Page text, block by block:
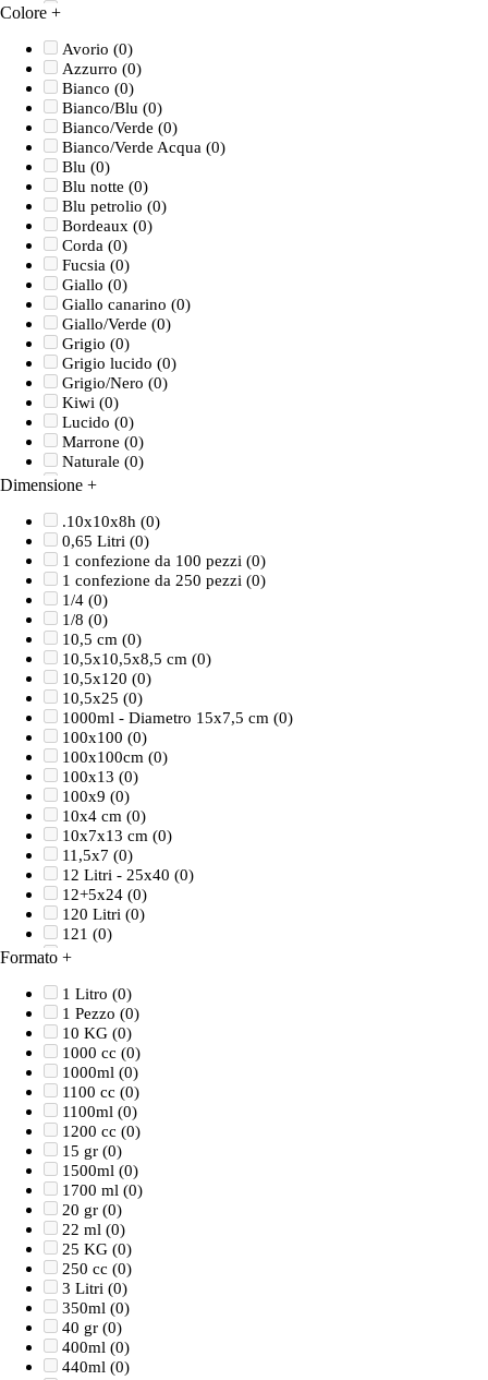
Sapone schiuma
Unite(0)
Colore +
Avorio (0)
Azzurro (0)
Bianco (0)
Bianco/Blu (0)
Bianco/Verde (0)
Bianco/Verde Acqua (0)
Blu (0)
Blu notte (0)
Blu petrolio (0)
Bordeaux (0)
Corda (0)
Fucsia (0)
Giallo (0)
Giallo canarino (0)
Giallo/Verde (0)
Grigio (0)
Grigio lucido (0)
Grigio/Nero (0)
Kiwi (0)
Lucido (0)
Marrone (0)
Naturale (0)
Nero
Panna(0)
Rosa confetto
Rosso(0)
Rosso/Grigio/Nero(0)
Rosso/Nero
Satinato
Trasparente
Turchese(0)
Verde(0)
Verde acqua
Verde foglia(0)
Verde lime(0)
Dimensione +
.10x10x8h (0)
0,65 Litri (0)
1 confezione da 100 pezzi (0)
1 confezione da 250 pezzi (0)
1/4 (0)
1/8 (0)
10,5 cm (0)
10,5x10,5x8,5 cm (0)
10,5x120 (0)
10,5x25 (0)
1000ml - Diametro 15x7,5 cm (0)
100x100 (0)
100x100cm (0)
100x13 (0)
100x9 (0)
10x4 cm (0)
10x7x13 cm (0)
11,5x7 (0)
12 Litri - 25x40 (0)
12+5x24 (0)
120 Litri (0)
121 (0)
12x24
12x45 (0)
12x60(0)
13,5x13,5x10 cm
130 cm (0)
130 gr(0)
132 x 117 x H 38
140 cm (0)
140 x 106 x H 40
145 cm(0)
14x33(0)
14x34(0)
14x36(0)
14x7x4,2
15 Litri(0)
15,3x22,9x5h
15,4x10,5
150 cm(0)
150-300 cm - Diametro 25-21 mm
150X150cm
150x250 cm
Formato +
1 Litro (0)
1 Pezzo (0)
10 KG (0)
1000 cc (0)
1000ml (0)
1100 cc (0)
1100ml (0)
1200 cc (0)
15 gr (0)
1500ml (0)
1700 ml (0)
20 gr (0)
22 ml (0)
25 KG (0)
250 cc (0)
3 Litri (0)
350ml (0)
40 gr (0)
400ml (0)
440ml (0)